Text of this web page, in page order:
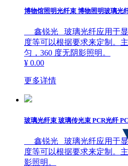
博物馆照明光纤束 博物照明玻璃光
鑫锐光 玻璃光纤应用于显
度等可以根据要求来定制。
匀，360 度无阴影照明。
¥ 0.00
更多详情
玻璃光纤束 玻璃传光束 PCR光纤
鑫锐光 玻璃光纤应用于显
度等可以根据要求来定制。
影照明。